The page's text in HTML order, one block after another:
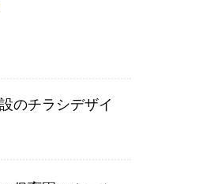
のチラシデザイ